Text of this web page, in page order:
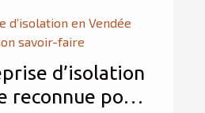
d’isolation
reconnue pour